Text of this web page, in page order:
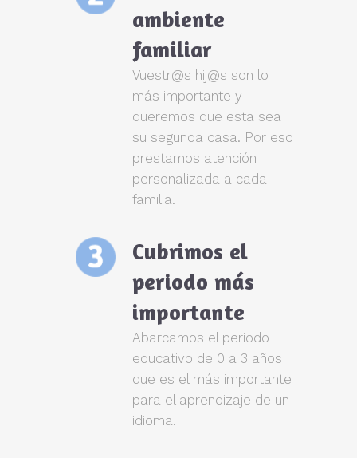
ambiente
familiar
Vuestr@s hij@s son lo
más importante y
queremos que esta sea
su segunda casa. Por eso
prestamos atención
personalizada a cada
familia.
Cubrimos el
periodo más
importante
Abarcamos el periodo
educativo de 0 a 3 años
que es el más importante
para el aprendizaje de un
idioma.